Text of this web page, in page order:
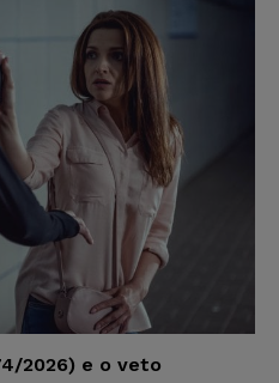
2026) e o veto